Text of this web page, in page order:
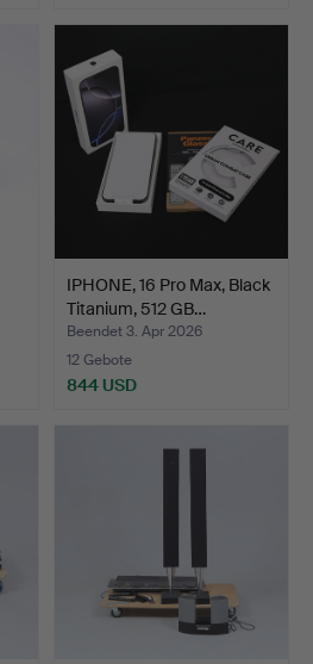
IPHONE, 16 Pro Max, Black
Titanium, 512 GB…
Beendet 3. Apr 2026
12 Gebote
844 USD